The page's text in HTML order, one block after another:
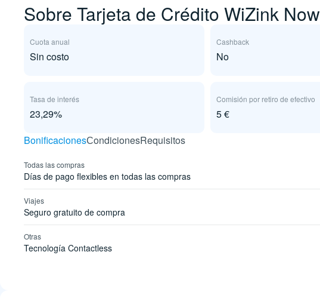
Sobre Tarjeta de Crédito WiZink Now
Cuota anual
Sin costo
Cashback
No
Tasa de interés
23,29%
Comisión por retiro de efectivo
5 €
BonificacionesСondicionesRequisitos
Todas las compras
Días de pago flexibles en todas las compras
Viajes
Seguro gratuito de compra
Otras
Tecnología Contactless